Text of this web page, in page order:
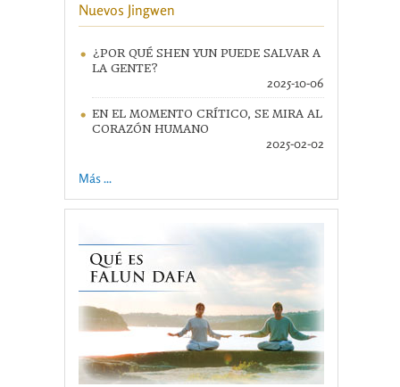
Nuevos Jingwen
¿POR QUÉ SHEN YUN PUEDE SALVAR A
LA GENTE?
2025-10-06
EN EL MOMENTO CRÍTICO, SE MIRA AL
CORAZÓN HUMANO
2025-02-02
Más ...